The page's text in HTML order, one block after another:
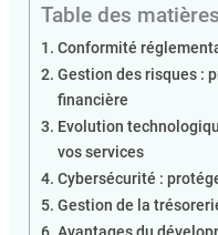
Table des matières
Conformité
Gestion des risques :
financière
Evolution
vos services
Cybersécurité :
Gestion de la